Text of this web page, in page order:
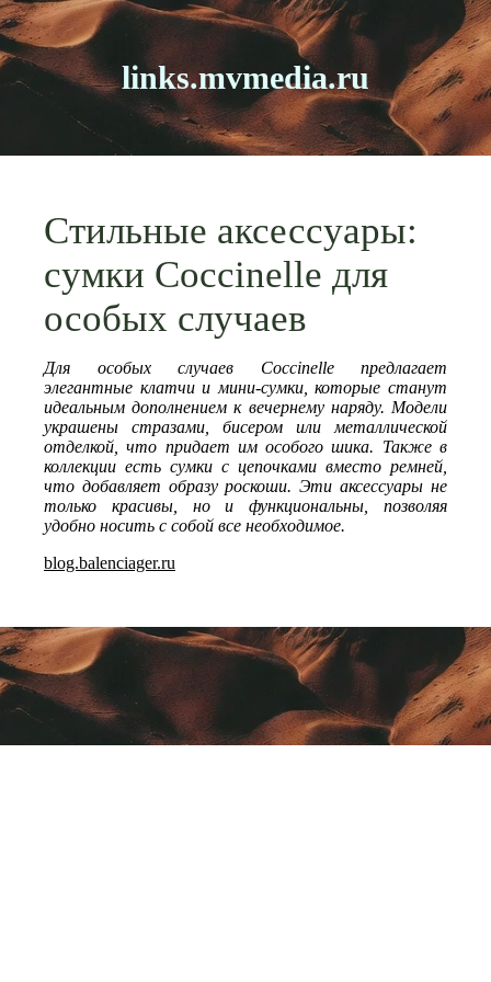
links.mvmedia.ru
Стильные аксессуары:
сумки Coccinelle для
особых случаев
Для особых случаев Coccinelle предлагает
элегантные клатчи и мини-сумки, которые станут
идеальным дополнением к вечернему наряду. Модели
украшены стразами, бисером или металлической
отделкой, что придает им особого шика. Также в
коллекции есть сумки с цепочками вместо ремней,
что добавляет образу роскоши. Эти аксессуары не
только красивы, но и функциональны, позволяя
удобно носить с собой все необходимое.
blog.balenciager.ru